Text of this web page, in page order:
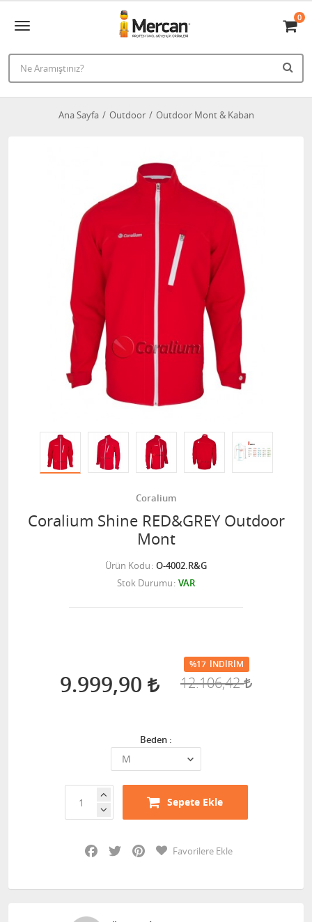
0
Ana Sayfa Outdoor Outdoor Mont & Kaban
Coralium
Coralium Shine RED&GREY Outdoor
Mont
Ürün Kodu O-4002.R&G
Stok Durumu VAR
9.999,90
%17 İNDIRIM
12.106,42
Beden :
Sepete Ekle
Facebook
Twitter PinterestFavorilere Ekle